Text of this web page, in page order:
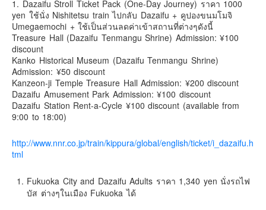
1. Dazaifu Stroll Ticket Pack (One-Day Journey) ราคา 1000
yen ใช้นั่ง Nishitetsu train ไปกลับ Dazaifu + คูปองขนมโมจิ
Umegaemochi + ใช้เป็นส่วนลดค่าเข้าสถานที่ต่างๆดังนี้
Treasure Hall (Dazaifu Tenmangu Shrine) Admission: ¥100
discount
Kanko Historical Museum (Dazaifu Tenmangu Shrine)
Admission: ¥50 discount
Kanzeon-ji Temple Treasure Hall Admission: ¥200 discount
Dazaifu Amusement Park Admission: ¥100 discount
Dazaifu Station Rent-a-Cycle ¥100 discount (available from
9:00 to 18:00)
http://www.nnr.co.jp/train/kippura/global/english/ticket/i_dazaifu.h
tml
Fukuoka City and Dazaifu Adults ราคา 1,340 yen นั่งรถไฟ
บัส ต่างๆในเมือง Fukuoka ได้